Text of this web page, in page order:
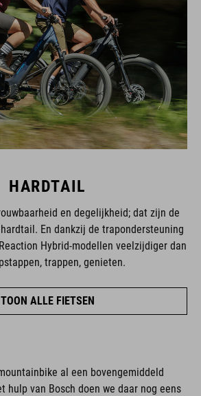
HARDTAIL
en degelijkheid; dat zijn de
En dankzij de trapondersteuning
Hybrid-modellen veelzijdiger dan
trappen, genieten.
TOON ALLE FIETSEN
al een bovengemiddeld
hulp van Bosch doen we daar nog eens